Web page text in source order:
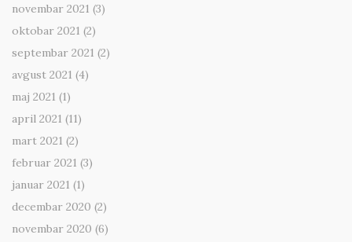
novembar 2021 (3)
oktobar 2021 (2)
septembar 2021 (2)
avgust 2021 (4)
maj 2021 (1)
april 2021 (11)
mart 2021 (2)
februar 2021 (3)
januar 2021 (1)
decembar 2020 (2)
novembar 2020 (6)